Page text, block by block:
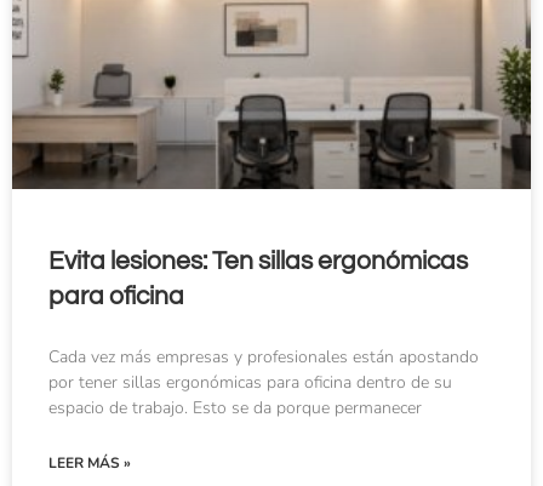
Evita lesiones: Ten sillas ergonómicas
para oficina
Cada vez más empresas y profesionales están apostando
por tener sillas ergonómicas para oficina dentro de su
espacio de trabajo. Esto se da porque permanecer
LEER MÁS »